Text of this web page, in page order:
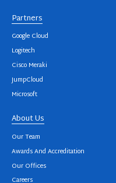
Partners
Google Cloud
Logitech
Cisco Meraki
JumpCloud
Microsoft
About Us
Our Team
Awards And Accreditation
Our Offices
Careers